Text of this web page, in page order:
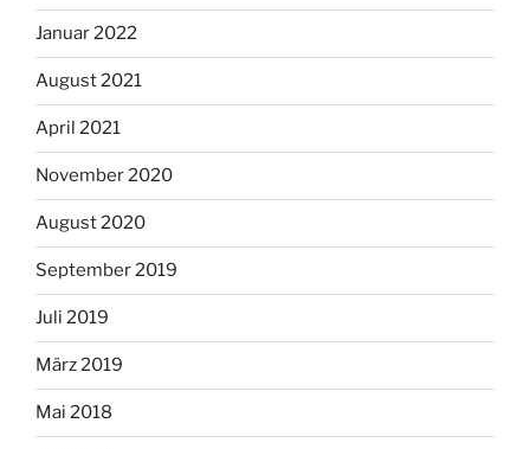
Januar 2022
August 2021
April 2021
November 2020
August 2020
September 2019
Juli 2019
März 2019
Mai 2018